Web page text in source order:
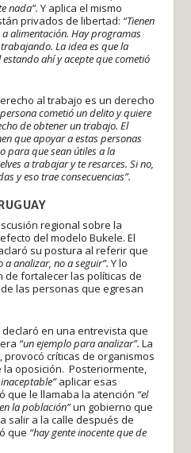
nada”. Y aplica el mismo
privados de libertad: “Tienen
alimentación. Hay programas
La idea es que la
ahí y acepte que cometió
al trabajo es un derecho
persona cometió un delito y quiere
de obtener un trabajo. El
que apoyar a estas personas
para que sean útiles a la
a trabajar y te resarces. Si no,
y eso trae consecuencias”.
regional sobre la
del modelo Bukele. El
su postura al referir que
a analizar, no a seguir”. Y lo
de fortalecer las políticas de
las personas que egresan
declaró en una entrevista que
“un ejemplo para analizar”. La
críticas de organismos
oposición. Posteriormente,
aplicar esas
que le llamaba la atención “el
la población”un gobierno que
salir a la calle después de
que “hay gente inocente que de